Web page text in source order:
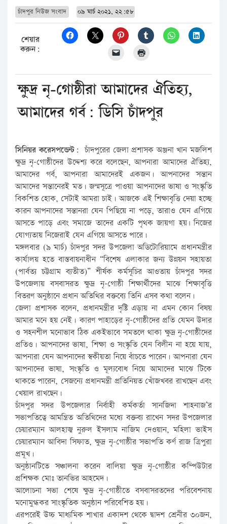
চাঁদপুর নিউজ সংবাদ ০৯ মার্চ ২০২১, ২২:৫৮
শেয়ার
করুন:
ক্ষুদ্র নৃ-গোষ্ঠীরা আমাদের ঐতিহ্য,
আমাদের গর্ব: ডিসি চাঁদপুর
সিনিয়র করেসপন্ডেন্ট: চাঁদপুরের জেলা প্রশাসক অঞ্জনা খান মজলিশ
ক্ষুদ্র নৃ-গোষ্ঠীদের উদ্দেশ্য করে বলেছেন, আপনারা আমাদের ঐতিহ্য,
আমাদের গর্ব, আপনারা আমাদেরই একজন। আপনাদের সন্তান
আমাদের সন্তানেরই মত। জন্মসূত্রে পাওয়া আপনাদের ভাষা ও সংস্কৃতি
বিকশিত হোক, সেটাই আমরা চাই। আজকে এই শিক্ষাবৃত্তি দেয়া হচ্ছে
কারন আপনাদের সন্তানরা যেন পিছিয়ে না পড়ে, তারাও যেন এগিয়ে
আসতে পাড়ে এবং সমাজে তাদের একটি পৃথক জায়গা হয়৷ নিজের
যোগ্যতায় নিজেরাই যেন এগিয়ে আসতে পারে।
মঙ্গলবার (৯ মার্চ) চাঁদপুর সদর উপজেলা অডিটোরিয়ামে প্রধানমন্ত্রীর
কার্যালয় হতে বাস্তবায়নাধীন “বিশেষ এলাকার জন্য উন্নয়ন সহায়তা
(পার্বত্য চট্টগ্রাম ব্যতীত)” শীর্ষক কর্মসূচির আওতায় চাঁদপুর সদর
উপজেলায় বসবাসরত ক্ষুদ্র নৃ-গোষ্ঠী শিক্ষার্থীদের মাঝে শিক্ষাবৃত্তি
বিতরণ অনুষ্ঠানে প্রধান অতিথির বক্তব্যে তিনি এসব কথা বলেন।
জেলা প্রশাসক বলেন, প্রধানমন্ত্রীর দৃষ্টি এড়ায় না এমন কোন বিষয়
আমার মনে হয় নেই। কারণ পাহাড়ের নৃ-গোষ্ঠীদের প্রতি যেমন উদার
ও সহনশীল মনোভাব ঠিক একইভাবে সমতলে থাকা ক্ষুদ্র নৃ-গোষ্ঠীদের
প্রতিও। আপনাদের ভাষা, শিক্ষা ও সংস্কৃতি যেন বিলীন না হয়ে যায়,
আপনারা যেন আপনাদের স্বকীয়তা নিয়ে বাঁচতে পারেন। আপনারা যেন
আপনাদের ভাষা, সংস্কৃতি ও মূল্যবোধ নিয়ে আমাদের মাঝে টিকে
থাকতে পারেন, সেজন্যে প্রধানমন্ত্রী প্রতিনিয়ত খোঁজখবর রাখছেন এবং
খেয়াল রাখছেন।
চাঁদপুর সদর উপজেলার নির্বাহী কর্মকর্তা সানজিদা শাহনাজ’র
সভাপতিত্বে আমন্ত্রিত অতিথিদের মধ্যে বক্তব্য রাখেন সদর উপজেলার
চেয়ারম্যান আলহাজ্ব নুরুল ইসলাম নাজিম দেওয়ান, মহিলা ভাইস
চেয়ারম্যান আবিদা সিফাত, ক্ষুদ্র নৃ-গোষ্ঠীর সভাপতি কর্ণ রাজ ত্রিপুরা
প্রমূখ।
অনুষ্ঠানটিতে সঞ্চালনা করেন বালিয়া ক্ষুদ্র নৃ-গোষ্ঠীর কম্পিউটার
প্রশিক্ষক মোঃ তানভির আহমেদ।
আলোচনা সভা শেষে ক্ষুদ্র নৃ-গোষ্ঠীতে বসবাসরতদের পরিবেশনায়
মনোমুগ্ধকর সাংস্কৃতিক অনুষ্ঠান পরিবেশিত হয়।
এরপরেই উচ্চ মাধ্যমিক শাখার একাদশ থেকে দ্বাদশ শ্রেনীর ৩০জন,